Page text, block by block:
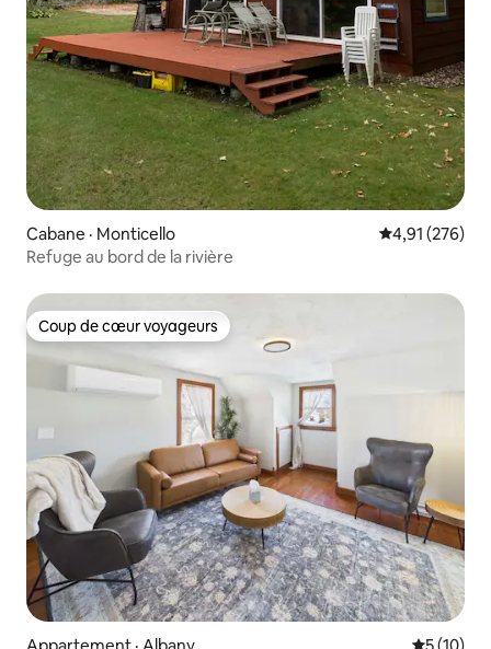
Cabane · Monticello Note
4,91 (276)
Refuge au bord de la rivière
Coup de cœur voyageurs
Coup de cœur voyageurs